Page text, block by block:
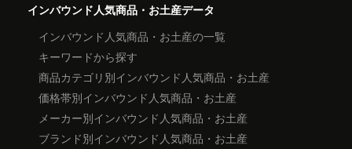
インバウンド人気商品・お土産データ
インバウンド人気商品・お土産の一覧
キーワードから探す
商品カテゴリ別インバウンド人気商品・お土産
価格帯別インバウンド人気商品・お土産
メーカー別インバウンド人気商品・お土産
ブランド別インバウンド人気商品・お土産